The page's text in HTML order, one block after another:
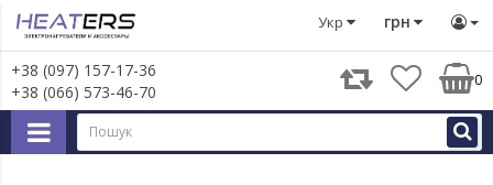
грн
Укр
+38 (097) 157-17-36
+38 (066) 573-46-70
0
Запчастини для великої побутової техніки Запчастини